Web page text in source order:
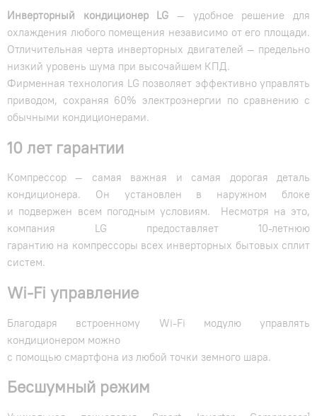
Инверторный кондиционер LG — удобное решение для
охлаждения любого помещения независимо от его площади.
Отличительная черта инверторных двигателей — предельно
низкий уровень шума при высочайшем КПД.
Фирменная технология LG позволяет эффективно управлять
приводом, сохраняя 60% электроэнергии по сравнению с
обычными кондиционерами.
10 лет гарантии
Компрессор — самая важная и самая дорогая деталь
кондиционера. Он установлен в наружном блоке
и подвержен всем погодным условиям. Несмотря на это,
компания LG предоставляет 10-летнюю
гарантию на компрессоры всех инверторных бытовых сплит
систем.
Wi-Fi управление
Благодаря встроенному Wi-Fi модулю управлять
кондиционером можно
с помощью смартфона из любой точки земного шара.
Бесшумный режим